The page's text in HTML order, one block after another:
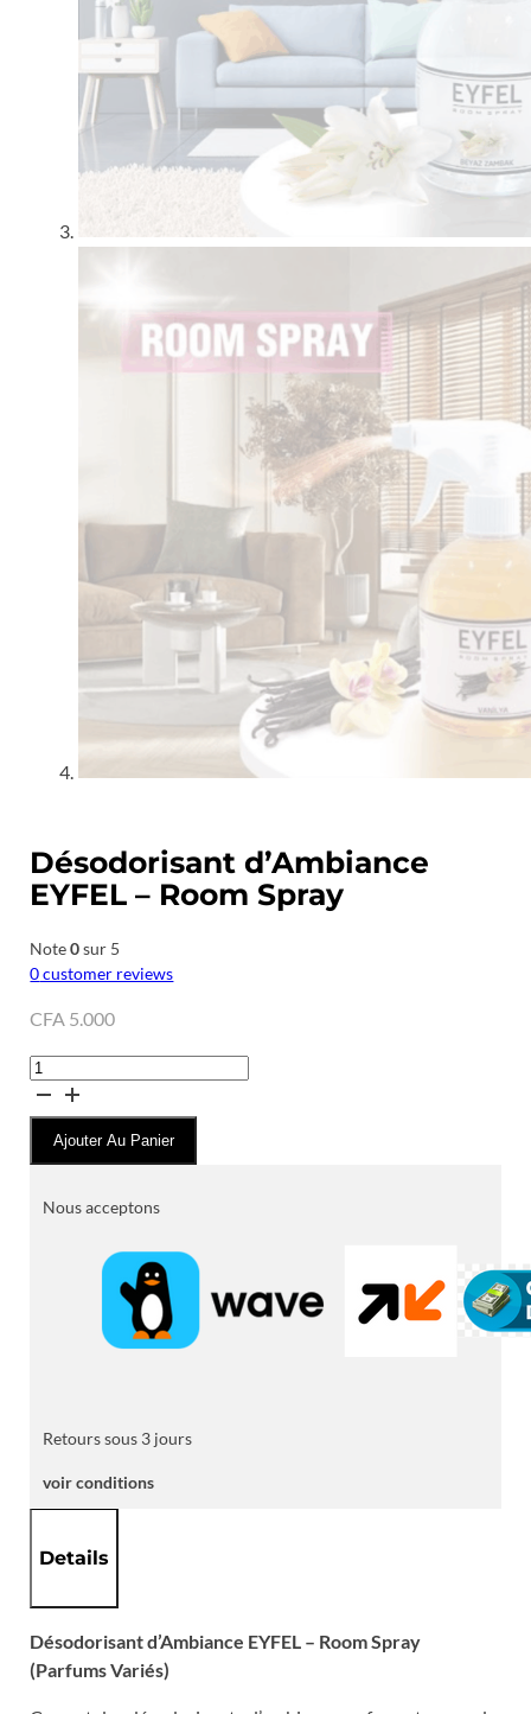
Désodorisant d’Ambiance
EYFEL – Room Spray
Note0sur 5
0customer reviews
CFA 5.000
quantité
de
Désodorisant
d'Ambiance
Ajouter Au Panier
Nous acceptons
Retours sous 3 jours
voir conditions
Details
Désodorisant d’Ambiance EYFEL – Room Spray
(Parfums Variés)